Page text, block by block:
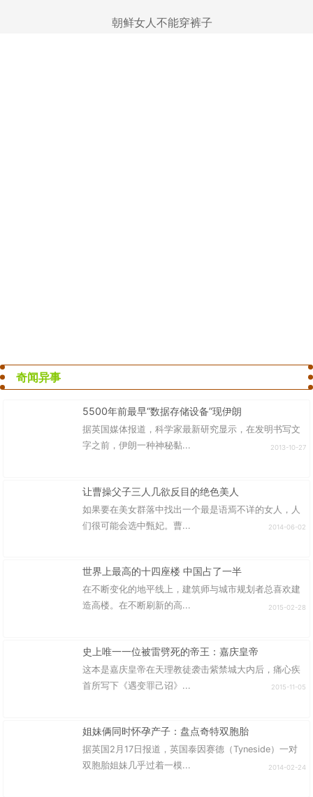
朝鲜女人不能穿裤子
奇闻异事
5500年前最早“数据存储设备”现伊朗
据英国媒体报道，科学家最新研究显示，在发明书写文
字之前，伊朗一种神秘黏...
2013-10-27
让曹操父子三人几欲反目的绝色美人
如果要在美女群落中找出一个最是语焉不详的女人，人
们很可能会选中甄妃。曹...
2014-06-02
世界上最高的十四座楼 中国占了一半
在不断变化的地平线上，建筑师与城市规划者总喜欢建
造高楼。在不断刷新的高...
2015-02-28
史上唯一一位被雷劈死的帝王：嘉庆皇帝
这本是嘉庆皇帝在天理教徒袭击紫禁城大内后，痛心疾
首所写下《遇变罪己诏》...
2015-11-05
姐妹俩同时怀孕产子：盘点奇特双胞胎
据英国2月17日报道，英国泰因赛德（Tyneside）一对
双胞胎姐妹几乎过着一模...
2014-02-24